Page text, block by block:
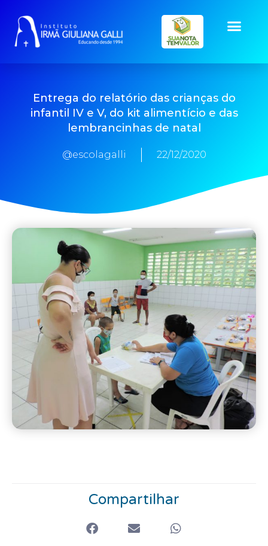
Entrega do relatório das crianças do
infantil IV e V, do kit alimentício e das
lembrancinhas de natal
@escolagalli 22/12/2020
Compartilhar